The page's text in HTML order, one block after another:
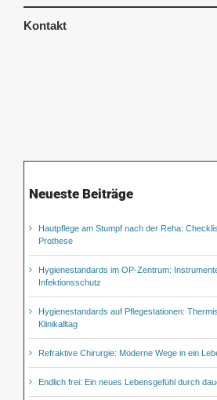
Kontakt
Neueste Beiträge
Hautpflege am Stumpf nach der Reha:
Prothese
Hygienestandards im OP-Zentrum:
Infektionsschutz
Hygienestandards auf Pflegestationen:
Klinikalltag
Refraktive Chirurgie: Moderne Wege in ein
Endlich frei: Ein neues Lebensgefühl durch